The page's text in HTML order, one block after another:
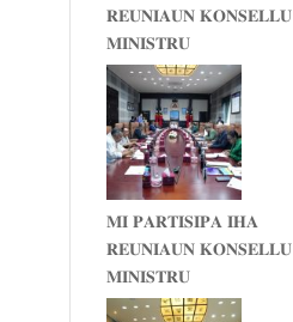
𝐑𝐄𝐔𝐍𝐈𝐀𝐔𝐍 𝐊𝐎𝐍𝐒𝐄𝐋𝐋𝐔
𝐌𝐈𝐍𝐈𝐒𝐓𝐑𝐔
𝐌𝐈 𝐏𝐀𝐑𝐓𝐈𝐒𝐈𝐏𝐀 𝐈𝐇𝐀
𝐑𝐄𝐔𝐍𝐈𝐀𝐔𝐍 𝐊𝐎𝐍𝐒𝐄𝐋𝐋𝐔
𝐌𝐈𝐍𝐈𝐒𝐓𝐑𝐔